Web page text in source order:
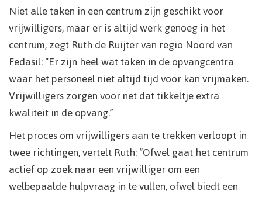
Niet alle taken in een centrum zijn geschikt voor
vrijwilligers, maar er is altijd werk genoeg in het
centrum, zegt Ruth de Ruijter van regio Noord van
Fedasil: “Er zijn heel wat taken in de opvangcentra
waar het personeel niet altijd tijd voor kan vrijmaken.
Vrijwilligers zorgen voor net dat tikkeltje extra
kwaliteit in de opvang.”
Het proces om vrijwilligers aan te trekken verloopt in
twee richtingen, vertelt Ruth: “Ofwel gaat het centrum
actief op zoek naar een vrijwilliger om een
welbepaalde hulpvraag in te vullen, ofwel biedt een